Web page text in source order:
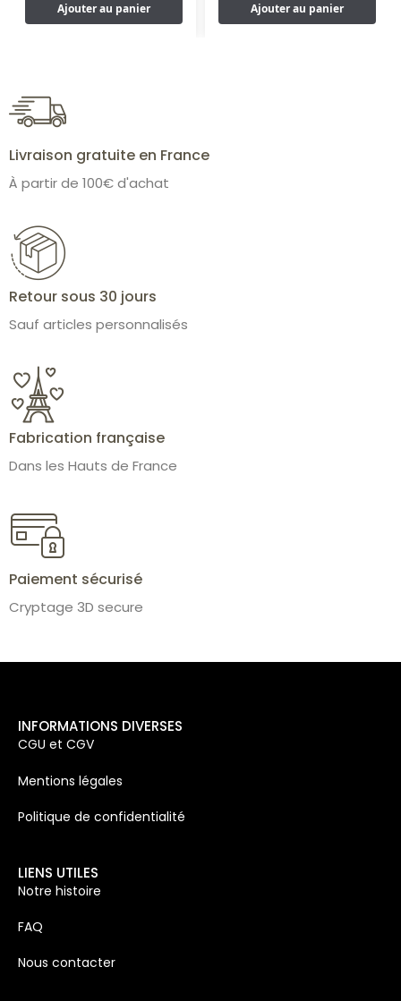
Ajouter au panier Ajouter au panier
Livraison gratuite en France
À partir de 100€ d'achat
Retour sous 30 jours
Sauf articles personnalisés
Fabrication française
Dans les Hauts de France
Paiement sécurisé
Cryptage 3D secure
INFORMATIONS DIVERSES
CGU et CGV
Mentions légales
Politique de confidentialité
LIENS UTILES
Notre histoire
FAQ
Nous contacter